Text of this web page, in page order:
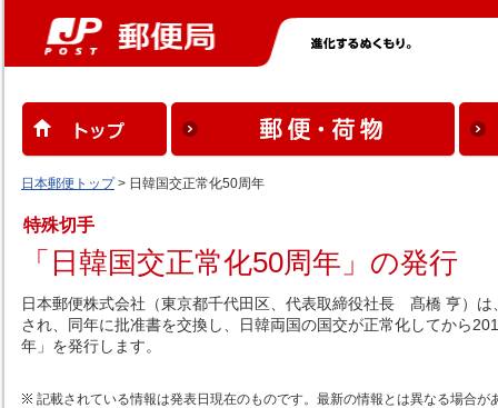
日本郵便トップ> 日韓国交正常化50周年
特殊切手
「日韓国交正常化50周年」の発行
日本郵便株式会社（東京都千代田区、代表取締役社長 髙橋 亨）
され、同年に批准書を交換し、日韓両国の国交が正常化してから
年」を発行します。
記載されている情報は発表日現在のものです。最新の情報とは異なる場合が